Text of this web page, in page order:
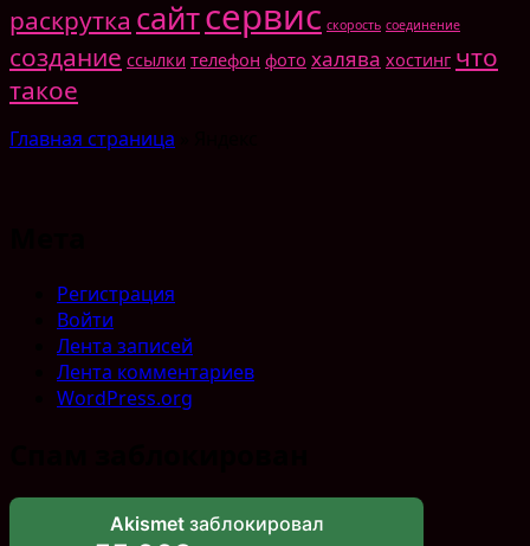
раскрутка сайтсервис скорость соединение
создание ссылки телефон фото халява хостинг что
такое
Главная страница
Регистрация
Войти
Лента записей
Лента комментариев
WordPress.org
Akismetзаблокировал